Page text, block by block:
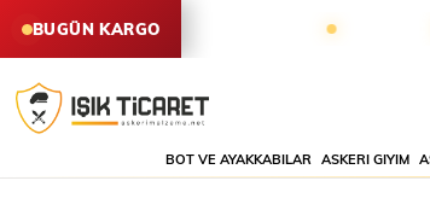
BUGÜN KARGO
AYNI GÜN KARGODA
BOT VE AYAKKABILAR ASKERI GIYIM